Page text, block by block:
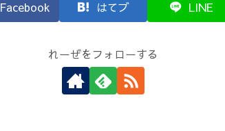
Facebook はてブ LINE
れーぜをフォローする